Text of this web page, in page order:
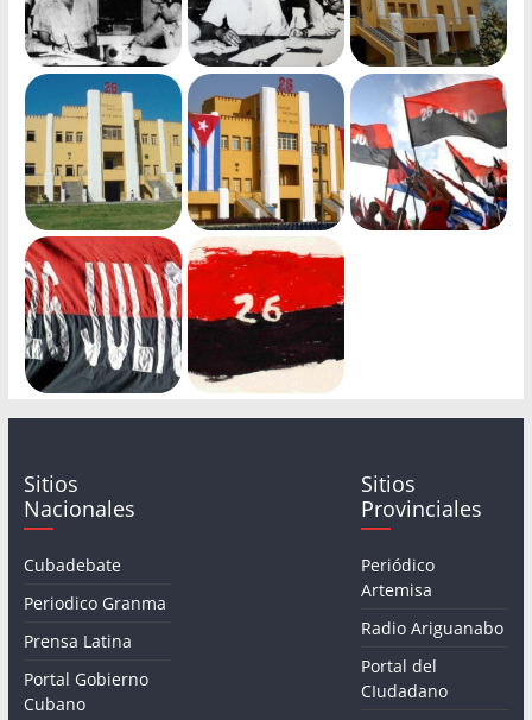
Sitios
Nacionales
Cubadebate
Periodico Granma
Prensa Latina
Portal Gobierno
Cubano
Sitios
Provinciales
Periódico
Artemisa
Radio Ariguanabo
Portal del
CIudadano